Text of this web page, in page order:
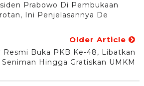
Prabowo Di Pembukaan
Ini Penjelasannya De
Older Article
Resmi Buka PKB Ke-48, Libatkan
Hingga Gratiskan UMKM